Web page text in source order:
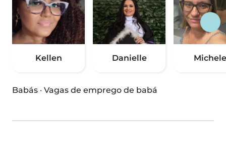
Kellen Danielle Michele
Babás · Vagas de emprego de babá